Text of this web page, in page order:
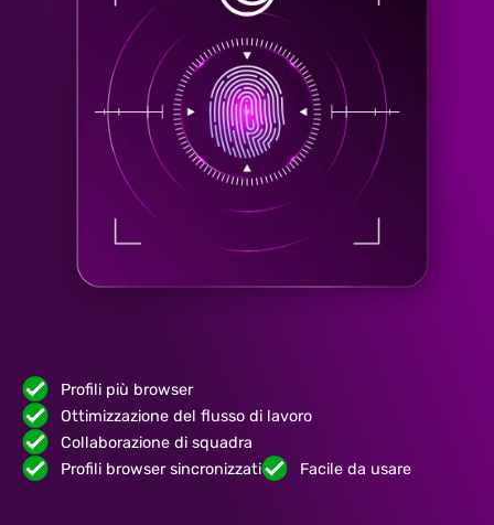
Profili più browser
Ottimizzazione del flusso di lavoro
Collaborazione di squadra
Profili browser sincronizzati
Facile da usare